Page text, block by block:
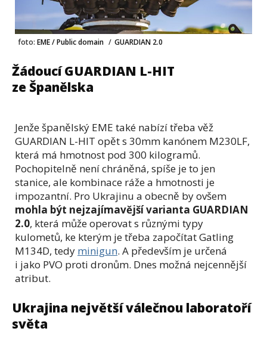
foto: EME / Public domain / GUARDIAN 2.0
Žádoucí GUARDIAN L-HIT
ze Španělska
Jenže španělský EME také nabízí třeba věž
GUARDIAN L-HIT opět s 30mm kanónem M230LF,
která má hmotnost pod 300 kilogramů.
Pochopitelně není chráněná, spíše je to jen
stanice, ale kombinace ráže a hmotnosti je
impozantní. Pro Ukrajinu a obecně by ovšem
mohla být nejzajímavější varianta GUARDIAN
2.0, která může operovat s různými typy
kulometů, ke kterým je třeba započítat Gatling
M134D, tedy minigun. A především je určená
i jako PVO proti dronům. Dnes možná nejcennější
atribut.
Ukrajina největší válečnou laboratoří
světa